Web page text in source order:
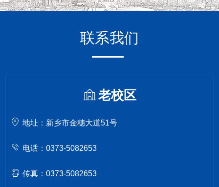
联系我们
老校区
地址：新乡市金穗大道51号
电话：0373-5082653
传真：0373-5082653